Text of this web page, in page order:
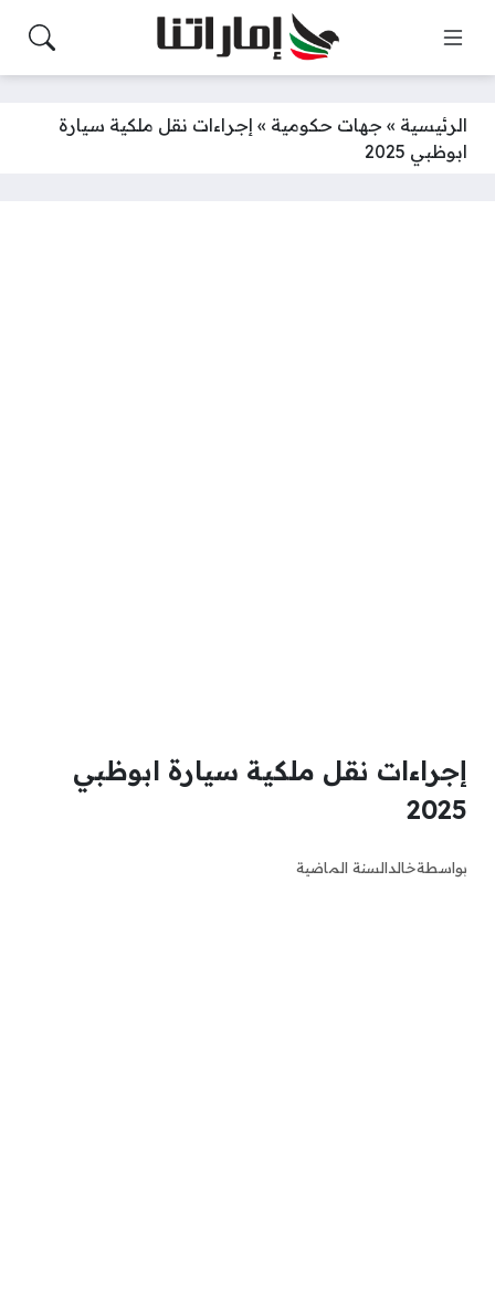
الرئيسية » جهات حكومية » إجراءات نقل ملكية سيارة
ابوظبي 2025
إجراءات نقل ملكية سيارة ابوظبي
2025
بواسطةخالدالسنة الماضية